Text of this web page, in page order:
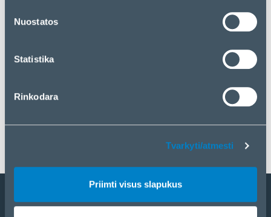
„Tvarkyti/atmesti“.
Nuostatos
Statistika
Rinkodara
Tvarkyti/atmesti
Priimti visus slapukus